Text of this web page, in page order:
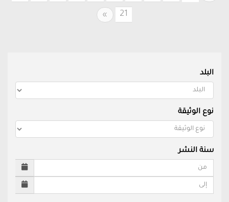
21
»
Next
البلد
نوع الوثيقة
سنة النشر